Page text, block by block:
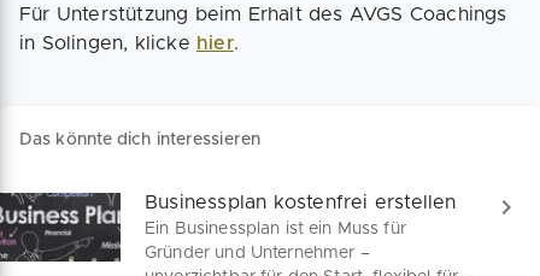
Für Unterstützung beim Erhalt des AVGS Coachings
in Solingen, klicke hier.
Das könnte dich interessieren
Businessplan kostenfrei erstellen
Ein Businessplan ist ein Muss für
Gründer und Unternehmer –